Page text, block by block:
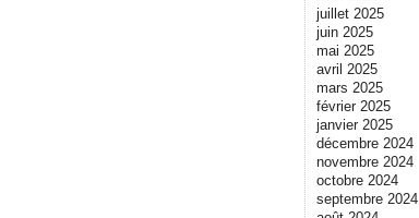
juillet 2025
juin 2025
mai 2025
avril 2025
mars 2025
février 2025
janvier 2025
décembre 2024
novembre 2024
octobre 2024
septembre 2024